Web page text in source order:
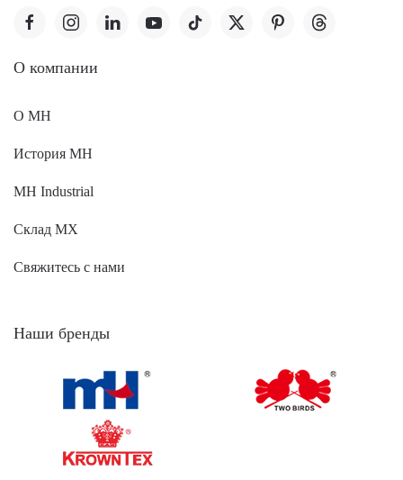
O компании
О MH
История MH
MH Industrial
Склад МХ
Свяжитесь с нами
Наши бренды